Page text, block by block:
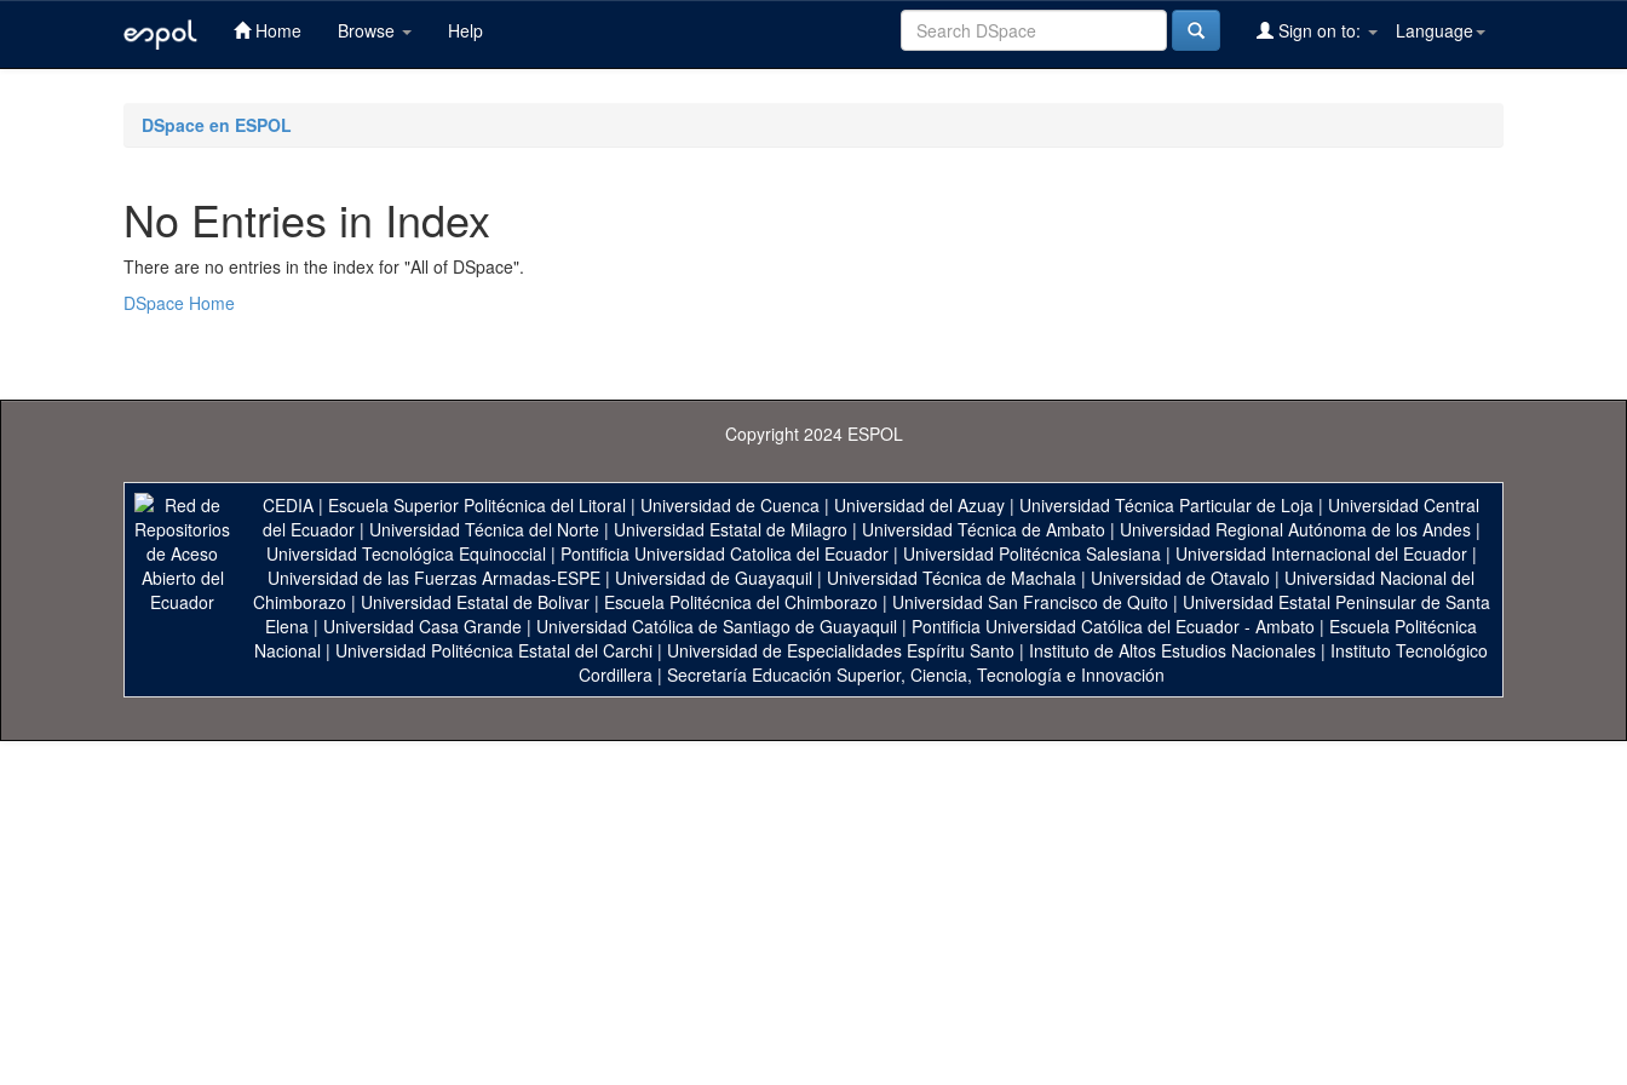
Home Browse Help Language
Sign on to:
DSpace en ESPOL
No Entries in Index
There are no entries in the index for "All of DSpace".
DSpace Home
Copyright 2024 ESPOL
CEDIA | Escuela Superior Politécnica del Litoral | Universidad de Cuenca | Universidad del Azuay | Universidad Técnica Particular de Loja | Universidad Central
del Ecuador| Universidad Técnica del Norte| Universidad Estatal de Milagro | Universidad Técnica de Ambato | Universidad Regional Autónoma de los Andes|
Universidad Tecnológica Equinoccial| Pontificia Universidad Catolica del Ecuador| Universidad Politécnica Salesiana| Universidad Internacional del Ecuador|
Universidad de las Fuerzas Armadas-ESPE | Universidad de Guayaquil | Universidad Técnica de Machala | Universidad de Otavalo | Universidad Nacional del
Chimborazo | Universidad Estatal de Bolivar| Escuela Politécnica del Chimborazo | Universidad San Francisco de Quito | Universidad Estatal Peninsular de Santa
Elena | Universidad Casa Grande | Universidad Católica de Santiago de Guayaquil | Pontificia Universidad Católica del Ecuador - Ambato | Escuela Politécnica
Nacional | Universidad Politécnica Estatal del Carchi | Universidad de Especialidades Espíritu Santo | Instituto de Altos Estudios Nacionales | Instituto Tecnológico
Cordillera| Secretaría Educación Superior, Ciencia, Tecnología e Innovación